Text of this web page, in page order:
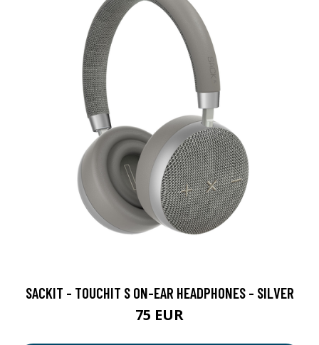
SACKIT - TOUCHIT S ON-EAR HEADPHONES - SILVER
75 EUR